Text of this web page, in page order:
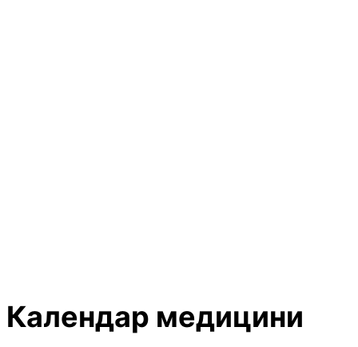
Календар медицини